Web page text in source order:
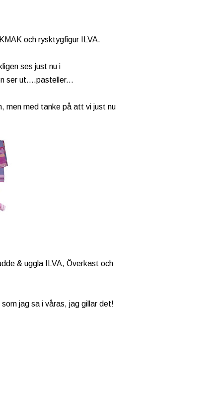
och rysktygfigur ILVA.
ses just nu i
ser ut....pasteller...
men med tanke på att vi just nu
& uggla ILVA, Överkast och
jag sa i våras, jag gillar det!